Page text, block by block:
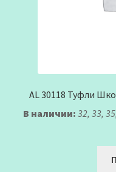
AL 30118 Туфли
В наличии: 32, 33,